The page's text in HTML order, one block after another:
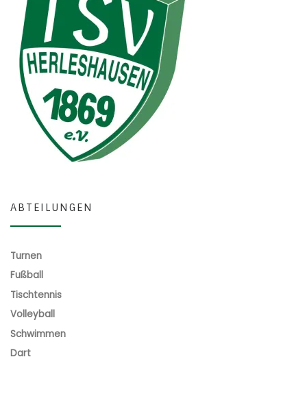
ABTEILUNGEN
Turnen
Fußball
Tischtennis
Volleyball
Schwimmen
Dart